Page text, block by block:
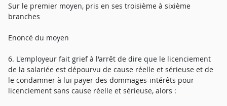
Sur le premier moyen, pris en ses troisième à sixième
branches
Enoncé du moyen
6. L'employeur fait grief à l'arrêt de dire que le licenciement
de la salariée est dépourvu de cause réelle et sérieuse et de
le condamner à lui payer des dommages-intérêts pour
licenciement sans cause réelle et sérieuse, alors :